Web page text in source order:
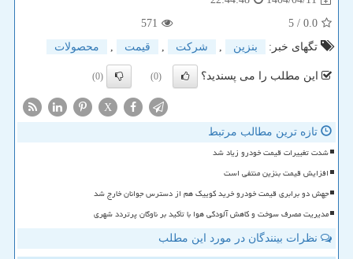
0.0
/ 5
571
تگهای خبر:
بنزین , شركت , قیمت , محصولات
این مطلب را می پسندید؟ (0)
(0)
X
تازه ترین مطالب مرتبط
شدت تغییرات قیمت خودرو زیاد شد
افزایش قیمت بنزین منتفی است
جهش دو برابری قیمت خودرو خرید کوییک هم از دسترس جوانان خارج شد
مدیریت مصرف سوخت و کاهش آلودگی هوا با تأکید بر ناوگان پرتردد شهری
نظرات بینندگان در مورد این مطلب